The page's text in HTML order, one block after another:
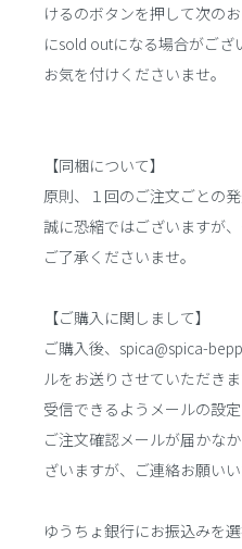
けるのボタンを押して次の
にsold outになる場合がござ
お気を付けくださいませ。
【同梱について】
原則、１回のご注文ごとの
誠に恐縮ではございますが
ご了承くださいませ。
【ご購入に関しまして】
ご購入後、spica@spica-
ルをお送りさせていただきま
受信できるようメールの設
ご注文確認メールが届かな
ざいますが、ご連絡お願いい
ゆうちょ銀行にお振込みを